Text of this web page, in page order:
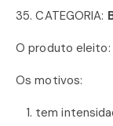
35. CATEGORIA:
O produto eleito:
Os motivos:
tem